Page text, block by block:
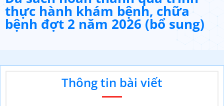
thực hành khám bệnh, chữa
bệnh đợt 2 năm 2026 (bổ sung)
Thông tin bài viết